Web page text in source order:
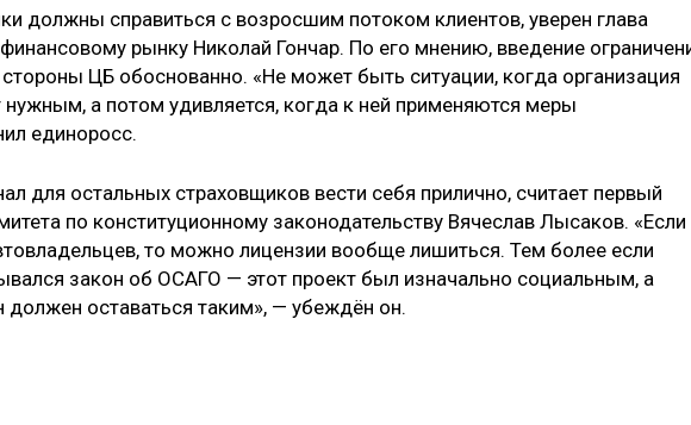
должны справиться с возросшим потоком клиентов, уверен глава
рынку Николай Гончар. По его мнению, введение
ЦБ обоснованно. «Не может быть ситуации, когда организация
нужным, а потом удивляется, когда к ней применяются меры
единоросс.
для остальных страховщиков вести себя прилично, считает первый
по конституционному законодательству Вячеслав Лысаков. «Если
то можно лицензии вообще лишиться. Тем более если
закон об ОСАГО — этот проект был изначально социальным, а
должен оставаться таким», — убеждён он.